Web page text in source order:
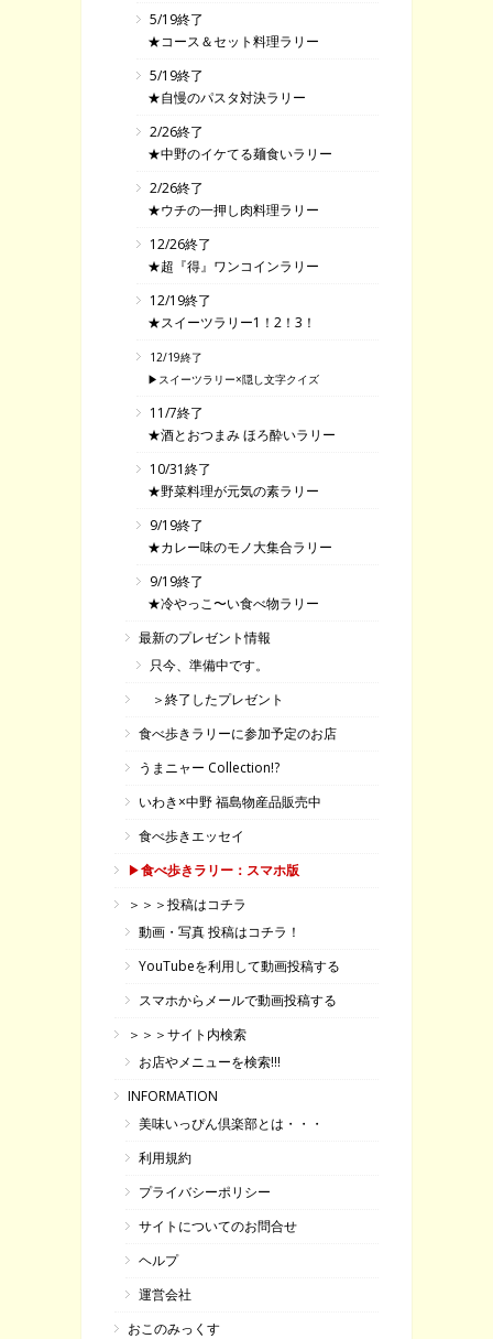
5/19終了
★コース＆セット料理ラリー
5/19終了
★自慢のパスタ対決ラリー
2/26終了
★中野のイケてる麺食いラリー
2/26終了
★ウチの一押し肉料理ラリー
12/26終了
★超『得』ワンコインラリー
12/19終了
★スイーツラリー1！2！3！
12/19終了
▶スイーツラリー×隠し文字クイズ
11/7終了
★酒とおつまみ ほろ酔いラリー
10/31終了
★野菜料理が元気の素ラリー
9/19終了
★カレー味のモノ大集合ラリー
9/19終了
★冷やっこ〜い食べ物ラリー
最新のプレゼント情報
只今、準備中です。
＞終了したプレゼント
食べ歩きラリーに参加予定のお店
うまニャー Collection!?
いわき×中野 福島物産品販売中
食べ歩きエッセイ
▶食べ歩きラリー：スマホ版
＞＞＞投稿はコチラ
動画・写真 投稿はコチラ！
YouTubeを利用して動画投稿する
スマホからメールで動画投稿する
＞＞＞サイト内検索
お店やメニューを検索!!!
INFORMATION
美味いっぴん倶楽部とは・・・
利用規約
プライバシーポリシー
サイトについてのお問合せ
ヘルプ
運営会社
おこのみっくす